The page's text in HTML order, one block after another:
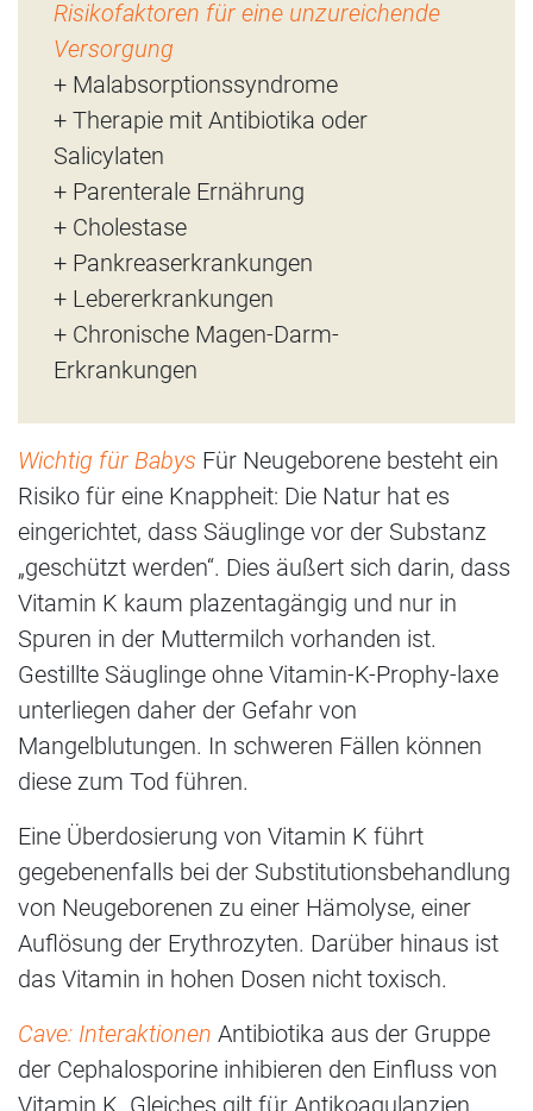
Risikofaktoren für eine unzureichende
Versorgung
+ Malabsorptionssyndrome
+ Therapie mit Antibiotika oder
Salicylaten
+ Parenterale Ernährung
+ Cholestase
+ Pankreaserkrankungen
+ Lebererkrankungen
+ Chronische Magen-Darm-
Erkrankungen
Wichtig für Babys Für Neugeborene besteht ein
Risiko für eine Knappheit: Die Natur hat es
eingerichtet, dass Säuglinge vor der Substanz
„geschützt werden“. Dies äußert sich darin, dass
Vitamin K kaum plazentagängig und nur in
Spuren in der Muttermilch vorhanden ist.
Gestillte Säuglinge ohne Vitamin-K-Prophy-laxe
unterliegen daher der Gefahr von
Mangelblutungen. In schweren Fällen können
diese zum Tod führen.
Eine Überdosierung von Vitamin K führt
gegebenenfalls bei der Substitutionsbehandlung
von Neugeborenen zu einer Hämolyse, einer
Auflösung der Erythrozyten. Darüber hinaus ist
das Vitamin in hohen Dosen nicht toxisch.
Cave: Interaktionen Antibiotika aus der Gruppe
der Cephalosporine inhibieren den Einfluss von